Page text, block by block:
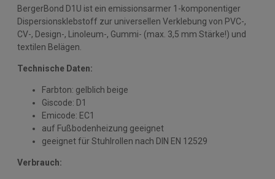
BergerBond D1U ist ein emissionsarmer 1-komponentiger
Dispersionsklebstoff zur universellen Verklebung von PVC-,
CV-, Design-, Linoleum-, Gummi- (max. 3,5 mm Stärke!) und
textilen Belägen.
Technische Daten:
Farbton: gelblich beige
Giscode: D1
Emicode: EC1
auf Fußbodenheizung geeignet
geeignet für Stuhlrollen nach DIN EN 12529
Verbrauch: